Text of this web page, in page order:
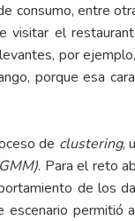
consumo, entre
visitar el
por
porque esa
de clustering,
. Para el reto
de los
escenario permitió